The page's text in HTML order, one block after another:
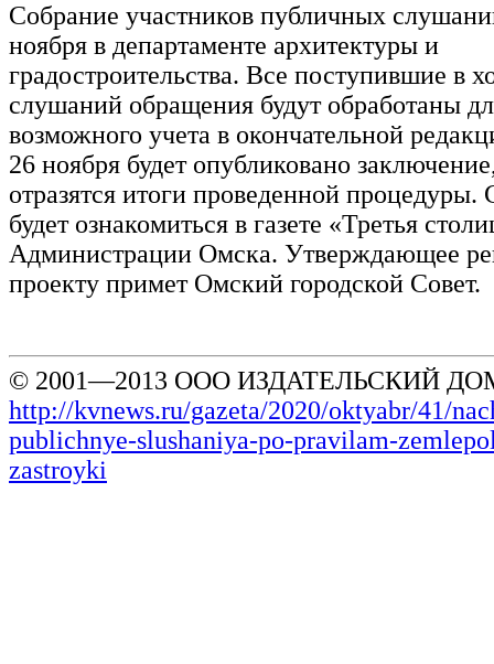
Собрание участников публичных
ноября в департаменте архитектуры и
градостроительства. Все поступившие в
слушаний обращения будут обработаны
возможного учета в окончательной
26 ноября будет опубликовано
отразятся итоги проведенной
будет ознакомиться в газете «Третья
Администрации Омска. Утверждающее
проекту примет Омский городской Совет.
© 2001—2013 ООО ИЗДАТЕЛЬСКИЙ
http://kvnews.ru/gazeta/2020/oktyabr/41/
publichnye-slushaniya-po-pravilam-
zastroyki